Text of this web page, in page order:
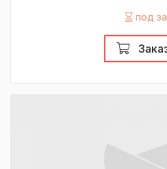
под